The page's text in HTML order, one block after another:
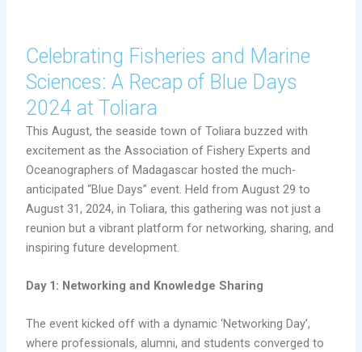
Celebrating Fisheries and Marine
Sciences: A Recap of Blue Days
2024 at Toliara
This August, the seaside town of Toliara buzzed with
excitement as the Association of Fishery Experts and
Oceanographers of Madagascar hosted the much-
anticipated “Blue Days” event. Held from August 29 to
August 31, 2024, in Toliara, this gathering was not just a
reunion but a vibrant platform for networking, sharing, and
inspiring future development.
Day 1: Networking and Knowledge Sharing
The event kicked off with a dynamic ‘Networking Day’,
where professionals, alumni, and students converged to